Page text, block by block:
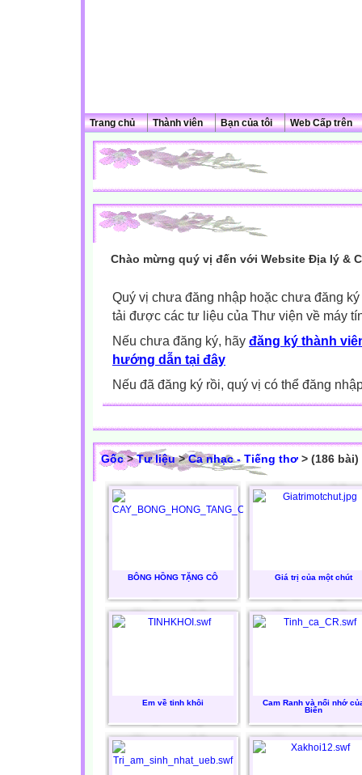
Trang chủ Thành viên Bạn của tôi Web Cấp trên
Chào mừng quý vị đến với Website Địa lý &
Quý vị chưa đăng nhập hoặc chưa đăng
tải được các tư liệu của Thư viện về máy
Nếu chưa đăng ký, hãy đăng ký thành
hướng dẫn tại đây
Nếu đã đăng ký rồi, quý vị có thể đăng
Gốc>Tư liệu>Ca nhạc - Tiếng thơ > (186 bài)
BÔNG HỒNG TẶNG CÔ Giá trị của một chút
Em về tinh khôi
Cam Ranh và nổi nhớ
Biển